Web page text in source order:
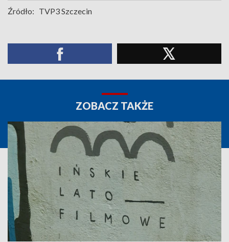
Źródło: TVP3 Szczecin
ZOBACZ TAKŻE